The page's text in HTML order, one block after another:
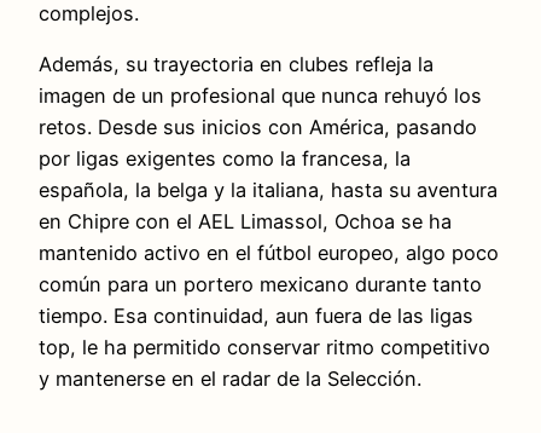
complejos.
Además, su trayectoria en clubes refleja la
imagen de un profesional que nunca rehuyó los
retos. Desde sus inicios con América, pasando
por ligas exigentes como la francesa, la
española, la belga y la italiana, hasta su aventura
en Chipre con el AEL Limassol, Ochoa se ha
mantenido activo en el fútbol europeo, algo poco
común para un portero mexicano durante tanto
tiempo. Esa continuidad, aun fuera de las ligas
top, le ha permitido conservar ritmo competitivo
y mantenerse en el radar de la Selección.